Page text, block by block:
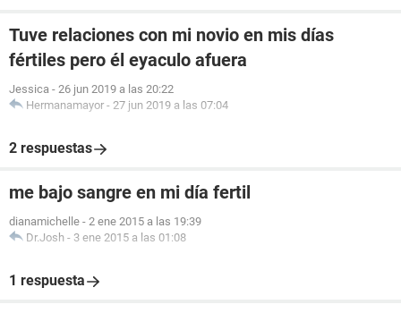
Tuve relaciones con mi novio en mis días
fértiles pero él eyaculo afuera
Jessica - 26 jun 2019 a las 20:22
Hermanamayor - 27 jun 2019 a las 07:04
2 respuestas
me bajo sangre en mi día fertil
dianamichelle - 2 ene 2015 a las 19:39
Dr.Josh - 3 ene 2015 a las 01:08
1 respuesta